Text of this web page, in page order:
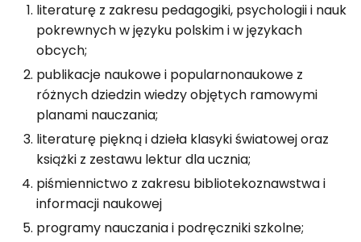
literaturę z zakresu pedagogiki, psychologii i nauk
pokrewnych w języku polskim i w językach
obcych;
publikacje naukowe i popularnonaukowe z
różnych dziedzin wiedzy objętych ramowymi
planami nauczania;
literaturę piękną i dzieła klasyki światowej oraz
książki z zestawu lektur dla ucznia;
piśmiennictwo z zakresu bibliotekoznawstwa i
informacji naukowej
programy nauczania i podręczniki szkolne;